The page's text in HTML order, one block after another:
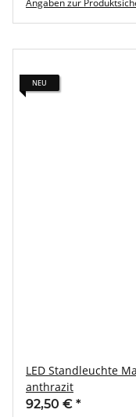
Angaben zur
NEU
LED Standleuchte
anthrazit
92,50 € *